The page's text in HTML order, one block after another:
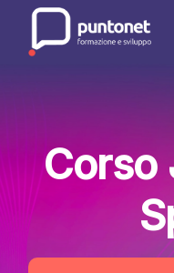
content
Corso